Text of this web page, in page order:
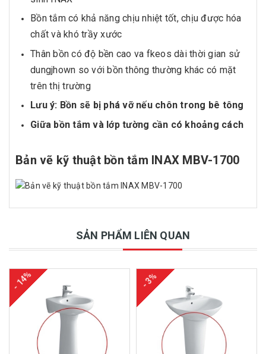
Bồn tắm có khả năng chịu nhiệt tốt, chịu được hóa
chất và khó trầy xước
Thân bồn có độ bền cao va fkeos dài thời gian sử
dungjhown so với bồn thông thường khác có mặt
trên thị trường
Lưu ý: Bồn sẽ bị phá vỡ nếu chôn trong bê tông
Giữa bồn tắm và lớp tường cần có khoảng cách
Bản vẽ kỹ thuật bồn tắm INAX MBV-1700
SẢN PHẨM LIÊN QUAN
- 14% - 3%